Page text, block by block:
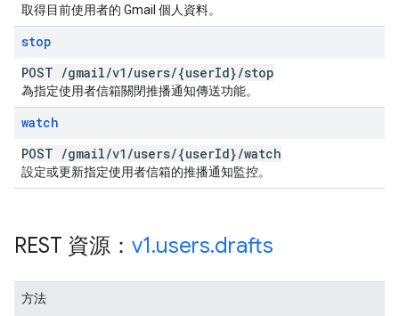
取得目前使用者的 Gmail 個人資料。
stop
POST /gmail/v1 /users/{userId}/stop
為指定使用者信箱關閉推播通知傳送功能。
watch
POST /gmail/v1 /users/{userId}/watch
設定或更新指定使用者信箱的推播通知監控。
REST 資源： v1.users.drafts
方法